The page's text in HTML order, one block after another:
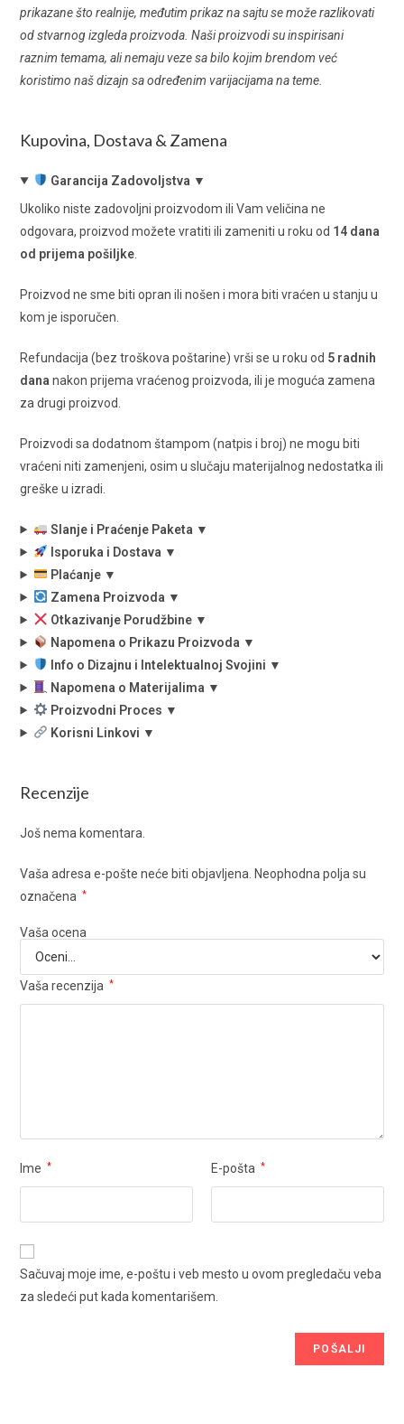
prikazane što realnije, međutim prikaz na sajtu se može razlikovati
od stvarnog izgleda proizvoda. Naši proizvodi su inspirisani
raznim temama, ali nemaju veze sa bilo kojim brendom već
koristimo naš dizajn sa određenim varijacijama na teme.
Kupovina, Dostava & Zamena
Garancija Zadovoljstva ▼
Ukoliko niste zadovoljni proizvodom ili Vam veličina ne
odgovara, proizvod možete vratiti ili zameniti u roku od 14 dana
od prijema pošiljke
Proizvod ne sme biti opran ili nošen i mora biti vraćen u stanju u
kom je isporučen.
Refundacija (bez troškova poštarine) vrši se u roku od 5 radnih
dana nakon prijema vraćenog proizvoda, ili je moguća zamena
za drugi proizvod.
Proizvodi sa dodatnom štampom (natpis i broj) ne mogu biti
vraćeni niti zamenjeni, osim u slučaju materijalnog nedostatka ili
greške u izradi.
Slanje i Praćenje Paketa ▼
Isporuka i Dostava ▼
Plaćanje ▼
Zamena Proizvoda ▼
Otkazivanje Porudžbine ▼
Napomena o Prikazu Proizvoda ▼
Info o Dizajnu i Intelektualnoj Svojini ▼
Napomena o Materijalima ▼
Proizvodni Proces ▼
Korisni Linkovi ▼
Recenzije
Još nema komentara.
Vaša adresa e-pošte neće biti objavljena. Neophodna polja su
označena
*
Vaša ocena
Vaša recenzija *
Ime * E-pošta *
Sačuvaj moje ime, e-poštu i veb mesto u ovom pregledaču veba
za sledeći put kada komentarišem.